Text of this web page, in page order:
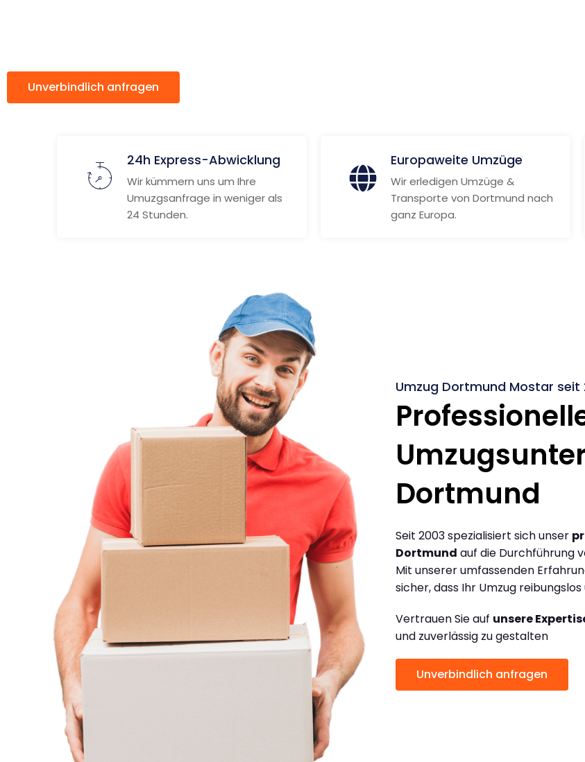
Unverbindlich anfragen
24h Express-Abwicklung
Wir kümmern uns um Ihre
Umuzgsanfrage in weniger als
24 Stunden.
Europaweite Umzüge
Wir erledigen Umzüge &
Transporte von Dortmund nach
ganz Europa.
Umzug Dortmund Mostar seit
Dortmund
Seit 2003 spezialisiert sich unser
Dortmund auf die Durchführung
Mit unserer umfassenden
sicher, dass Ihr Umzug
Vertrauen Sie auf unsere
und zuverlässig zu gestalten
Unverbindlich anfragen